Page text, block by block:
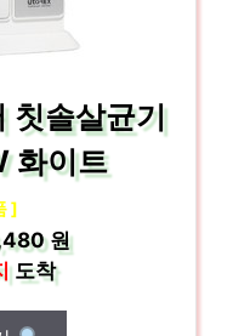
칫솔살균기
화이트
]
원
도착